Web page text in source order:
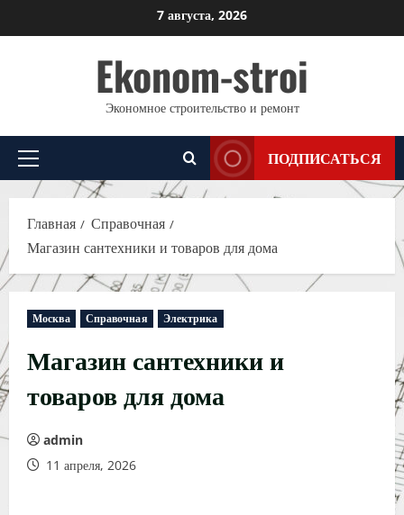
к
7 августа, 2026
Ekonom-stroi
Экономное строительство и ремонт
Основное
меню
ПОДПИСАТЬСЯ
Главная
Справочная
Магазин сантехники и товаров для дома
Москва Справочная Электрика
Магазин сантехники и
товаров для дома
admin
11 апреля, 2026